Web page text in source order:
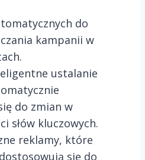
do
kampanii w
ustalanie
do zmian w
słów kluczowych.
reklamy, które
się do